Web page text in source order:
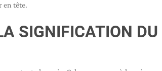
en tête.
SIGNIFICATION